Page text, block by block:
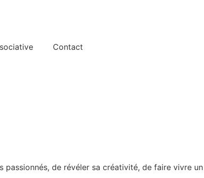
Contact
passionnés, de révéler sa créativité, de faire vivre un